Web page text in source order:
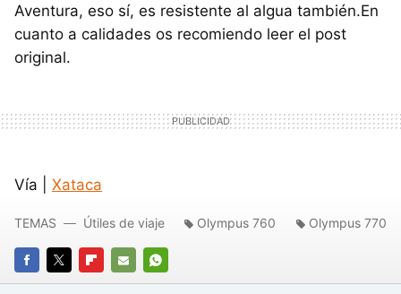
Aventura, eso sí, es resistente al algua también.En
cuanto a calidades os recomiendo leer el post
original.
Vía | Xataca
FACEBOOK
TWITTERFLIPBOARD
E-
WHATSAPP
TEMAS Útiles de viaje Olympus 760 Olympus 770